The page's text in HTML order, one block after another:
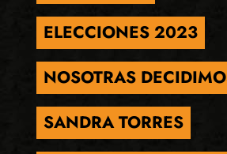
ELECCIONES 2023
NOSOTRAS
SANDRA TORRES